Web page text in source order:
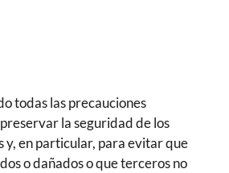
todas las precauciones
la seguridad de los
y, en particular, para evitar que
o dañados o que terceros no